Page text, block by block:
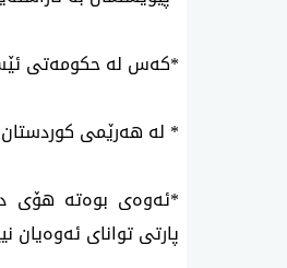
*كه‌س له‌ حكومه‌تی‌
* له‌ هه‌رێمی‌
*ئه‌وه‌ی بوه‌ته‌ هۆی
پارتی توانای ئه‌وه‌یان